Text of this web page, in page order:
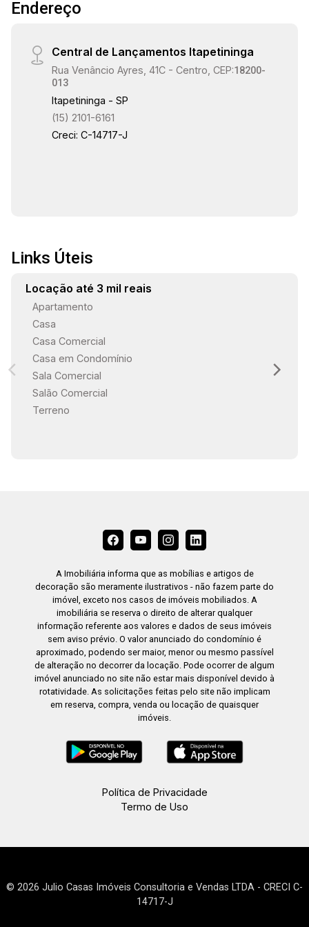
17:30
18:00
18:30
mais informações ou agendar uma visita?
Endereço
Central de Lançamentos Itapetininga
Rua Venâncio Ayres, 41C - Centro, CEP:18200-
013
Itapetininga - SP
(15) 2101-6161
Creci: C-14717-J
Links Úteis
Locação até 3 mil reais
Apartamento
Casa
Casa Comercial
Casa em Condomínio
Sala Comercial
Salão Comercial
Terreno
A Imobiliária informa que as mobílias e artigos de
decoração são meramente ilustrativos - não fazem parte do
imóvel, exceto nos casos de imóveis mobiliados. A
imobiliária se reserva o direito de alterar qualquer
informação referente aos valores e dados de seus imóveis
sem aviso prévio. O valor anunciado do condomínio é
aproximado, podendo ser maior, menor ou mesmo passível
de alteração no decorrer da locação. Pode ocorrer de algum
imóvel anunciado no site não estar mais disponível devido à
rotatividade. As solicitações feitas pelo site não implicam
em reserva, compra, venda ou locação de quaisquer
imóveis.
Política de Privacidade
Termo de Uso
© 2026 Julio Casas Imóveis Consultoria e Vendas LTDA - CRECI C-
14717-J